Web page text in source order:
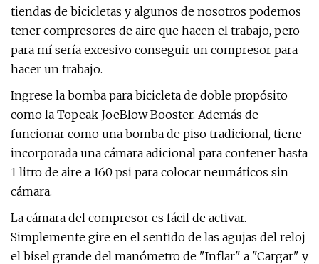
tiendas de bicicletas y algunos de nosotros podemos
tener compresores de aire que hacen el trabajo, pero
para mí sería excesivo conseguir un compresor para
hacer un trabajo.
Ingrese la bomba para bicicleta de doble propósito
como la Topeak JoeBlow Booster. Además de
funcionar como una bomba de piso tradicional, tiene
incorporada una cámara adicional para contener hasta
1 litro de aire a 160 psi para colocar neumáticos sin
cámara.
La cámara del compresor es fácil de activar.
Simplemente gire en el sentido de las agujas del reloj
el bisel grande del manómetro de "Inflar" a "Cargar" y